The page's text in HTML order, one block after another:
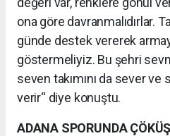
ona göre davranmalıdırlar.
günde destek vererek
göstermeliyiz. Bu şehri
seven takımını da sever ve
verir“ diye konuştu.
ADANA SPORUNDA ÇÖKÜŞ